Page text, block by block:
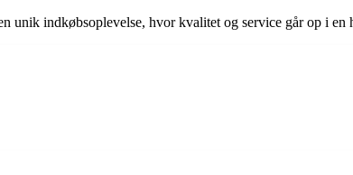
unik indkøbsoplevelse, hvor kvalitet og service går op i en